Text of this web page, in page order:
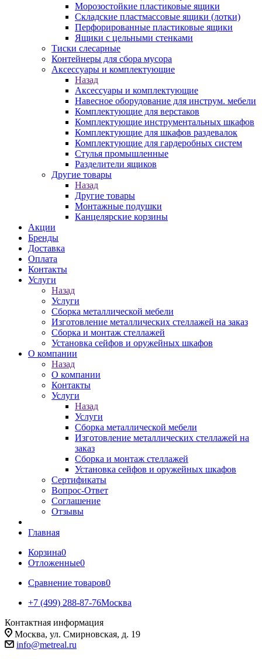
Морозостойкие пластиковые ящики
Складские пластмассовые ящики (лотки)
Перфорированные пластиковые ящики
Ящики с цельными стенками
Тиски слесарные
Контейнеры для сбора мусора
Аксессуары и комплектующие
Назад
Аксессуары и комплектующие
Навесное оборудование для инструм. мебели
Комплектующие для верстаков
Комплектующие инструментальных шкафов
Комплектующие для шкафов раздевалок
Комплектующие для гардеробных систем
Стулья промышленные
Разделители ящиков
Другие товары
Назад
Другие товары
Монтажные подушки
Канцелярские корзины
Акции
Бренды
Доставка
Оплата
Контакты
Услуги
Назад
Услуги
Сборка металлической мебели
Изготовление металлических стеллажей на заказ
Сборка и монтаж стеллажей
Установка сейфов и оружейных шкафов
О компании
Назад
О компании
Контакты
Услуги
Назад
Услуги
Сборка металлической мебели
Изготовление металлических стеллажей на
заказ
Сборка и монтаж стеллажей
Установка сейфов и оружейных шкафов
Сертификаты
Вопрос-Ответ
Соглашение
Отзывы
Главная
Корзина0
Отложенные0
Сравнение товаров0
+7 (499) 288-87-76Москва
Контактная информация
Москва, ул. Смирновская, д. 19
info@metreal.ru